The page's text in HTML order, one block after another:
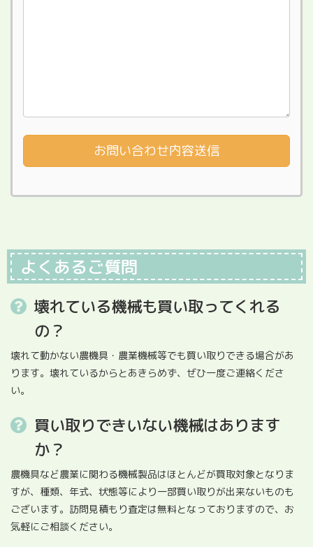
お問い合わせ内容送信
よくあるご質問
壊れている機械も買い取ってくれる
の？
壊れて動かない農機具・農業機械等でも買い取りできる場合があ
ります。壊れているからとあきらめず、ぜひ一度ご連絡くださ
い。
買い取りできいない機械はあります
か？
農機具など農業に関わる機械製品はほとんどが買取対象となりま
すが、種類、年式、状態等により一部買い取りが出来ないものも
ございます。訪問見積もり査定は無料となっておりますので、お
気軽にご相談ください。